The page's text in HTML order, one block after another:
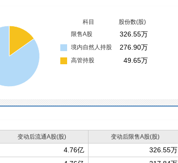
科目
股份数(股)
限售A股
326.55万
境内自然人持股 276.90万
高管持股 49.65万
变动后流通A股(股)
变动后限售A股(股)
4.76亿 326.55万